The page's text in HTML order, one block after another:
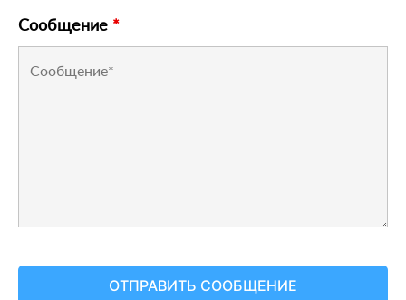
Сообщение *